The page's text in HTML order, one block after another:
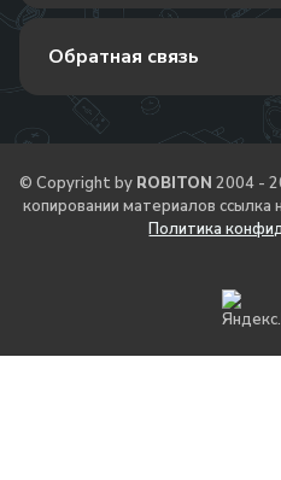
Обратная связь
© Copyright by ROBITON 2004 -
копировании материалов ссылка
Политика